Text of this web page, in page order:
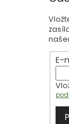
E-